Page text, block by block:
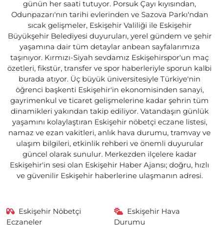
günün her saati tutuyor. Porsuk Çayı kıyısından,
Odunpazarı'nın tarihi evlerinden ve Sazova Parkı'ndan
sıcak gelişmeler, Eskişehir Valiliği ile Eskişehir
Büyükşehir Belediyesi duyuruları, yerel gündem ve şehir
yaşamına dair tüm detaylar anbean sayfalarımıza
taşınıyor. Kırmızı-Siyah sevdamız Eskişehirspor'un maç
özetleri, fikstür, transfer ve spor haberleriyle sporun kalbi
burada atıyor. Üç büyük üniversitesiyle Türkiye'nin
öğrenci başkenti Eskişehir'in ekonomisinden sanayi,
gayrimenkul ve ticaret gelişmelerine kadar şehrin tüm
dinamikleri yakından takip ediliyor. Vatandaşın günlük
yaşamını kolaylaştıran Eskişehir nöbetçi eczane listesi,
namaz ve ezan vakitleri, anlık hava durumu, tramvay ve
ulaşım bilgileri, etkinlik rehberi ve önemli duyurular
güncel olarak sunulur. Merkezden ilçelere kadar
Eskişehir'in sesi olan Eskişehir Haber Ajansı; doğru, hızlı
ve güvenilir Eskişehir haberlerine ulaşmanın adresi.
Eskişehir Nöbetçi
Eczaneler
Eskişehir Hava
Durumu